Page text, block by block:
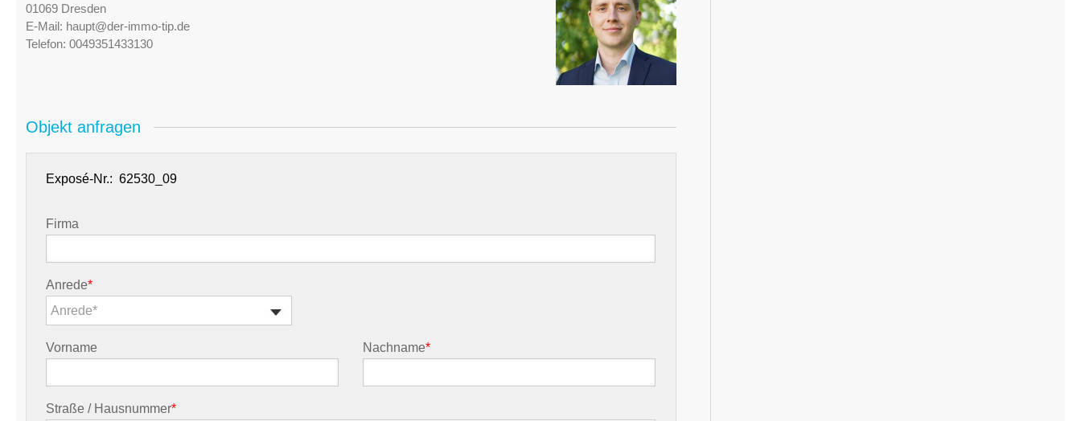
01069 Dresden
E-Mail: haupt@der-immo-tip.de
Telefon: 0049351433130
Objekt anfragen
Exposé-Nr.:
Firma
Anrede*
Anrede*
Vorname Nachname*
Straße / Hausnummer*